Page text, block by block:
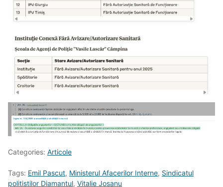
Categories: Articole
Tags: Emil Pascut, Ministerul Afacerilor Interne, Sindicatul
politistilor Diamantul, Vitalie Josanu